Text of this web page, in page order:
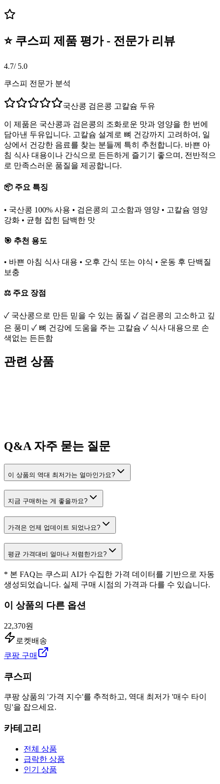
⭐ 쿠스피 제품 평가 - 전문가 리뷰
4.7/ 5.0
쿠스피 전문가 분석
국산콩 검은콩 고칼슘 두유
이 제품은 국산콩과 검은콩의 조화로운 맛과 영양을 한 번에
담아낸 두유입니다. 고칼슘 설계로 뼈 건강까지 고려하여, 일
상에서 건강한 음료를 찾는 분들께 특히 추천합니다. 바쁜 아
침 식사 대용이나 간식으로 든든하게 즐기기 좋으며, 전반적으
로 만족스러운 품질을 제공합니다.
📦 주요 특징
• 국산콩 100% 사용 • 검은콩의 고소함과 영양 • 고칼슘 영양
강화 • 균형 잡힌 담백한 맛
🎯 추천 용도
• 바쁜 아침 식사 대용 • 오후 간식 또는 야식 • 운동 후 단백질
보충
⚖️ 주요 장점
✓ 국산콩으로 만든 믿을 수 있는 품질 ✓ 검은콩의 고소하고 깊
은 풍미 ✓ 뼈 건강에 도움을 주는 고칼슘 ✓ 식사 대용으로 손
색없는 든든함
관련 상품
Q&A 자주 묻는 질문
이 상품의 역대 최저가는 얼마인가요?
지금 구매하는 게 좋을까요?
가격은 언제 업데이트 되었나요?
평균 가격대비 얼마나 저렴한가요?
* 본 FAQ는 쿠스피 AI가 수집한 가격 데이터를 기반으로 자동
생성되었습니다. 실제 구매 시점의 가격과 다를 수 있습니다.
이 상품의 다른 옵션
22,370원
로켓배송
쿠팡 구매
쿠스피
쿠팡 상품의 '가격 지수'를 추적하고, 역대 최저가 '매수 타이
밍'을 잡으세요.
카테고리
전체 상품
급락한 상품
인기 상품